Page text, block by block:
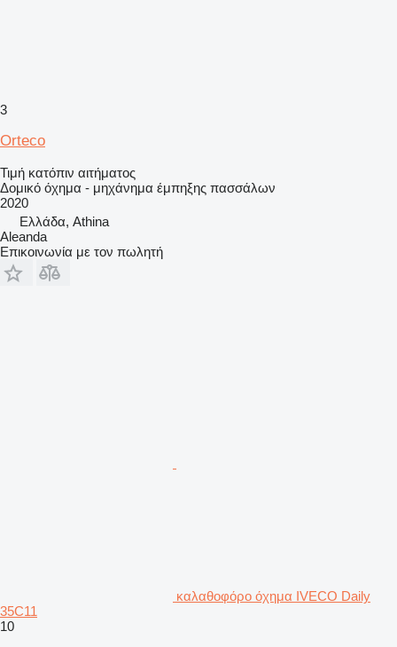
3
Orteco
Τιμή κατόπιν αιτήματος
Δομικό όχημα - μηχάνημα έμπηξης πασσάλων
2020
Ελλάδα, Athina
Aleanda
Επικοινωνία με τον πωλητή
καλαθοφόρο όχημα IVECO Daily
35C11
10